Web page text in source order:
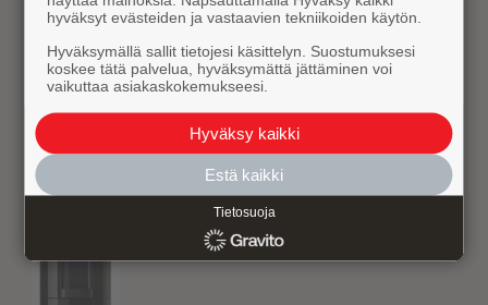
sulkee veden tulon
• Hälytysanturilla voidaan
kattaa laaja alue.
Ympäristöystävällisyys
Tämä kylmävesiautomaatti
liitetään vesijohtoverkkoon,
jolloin erillisiä vesipulloja tai
-kanistereita ei tarvita
laitteen tavanomaisessa
käytössä. Tämä voi
vähentää pakkausjätteen
hyväksyt evästeiden ja vastaavien tekniikoiden käytön.
Hyväksymällä sallit tietojesi käsittelyn. Suostumuksesi
koskee tätä palvelua, hyväksymättä jättäminen voi
vaikuttaa asiakaskokemukseesi.
Hyväksy kaikki
Estä kaikki
Tietosuoja